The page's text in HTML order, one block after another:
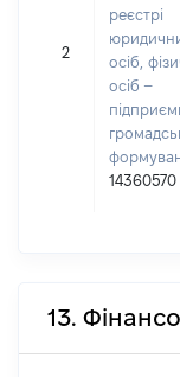
2
реєстрі
осіб,
осіб –
14360570
13.